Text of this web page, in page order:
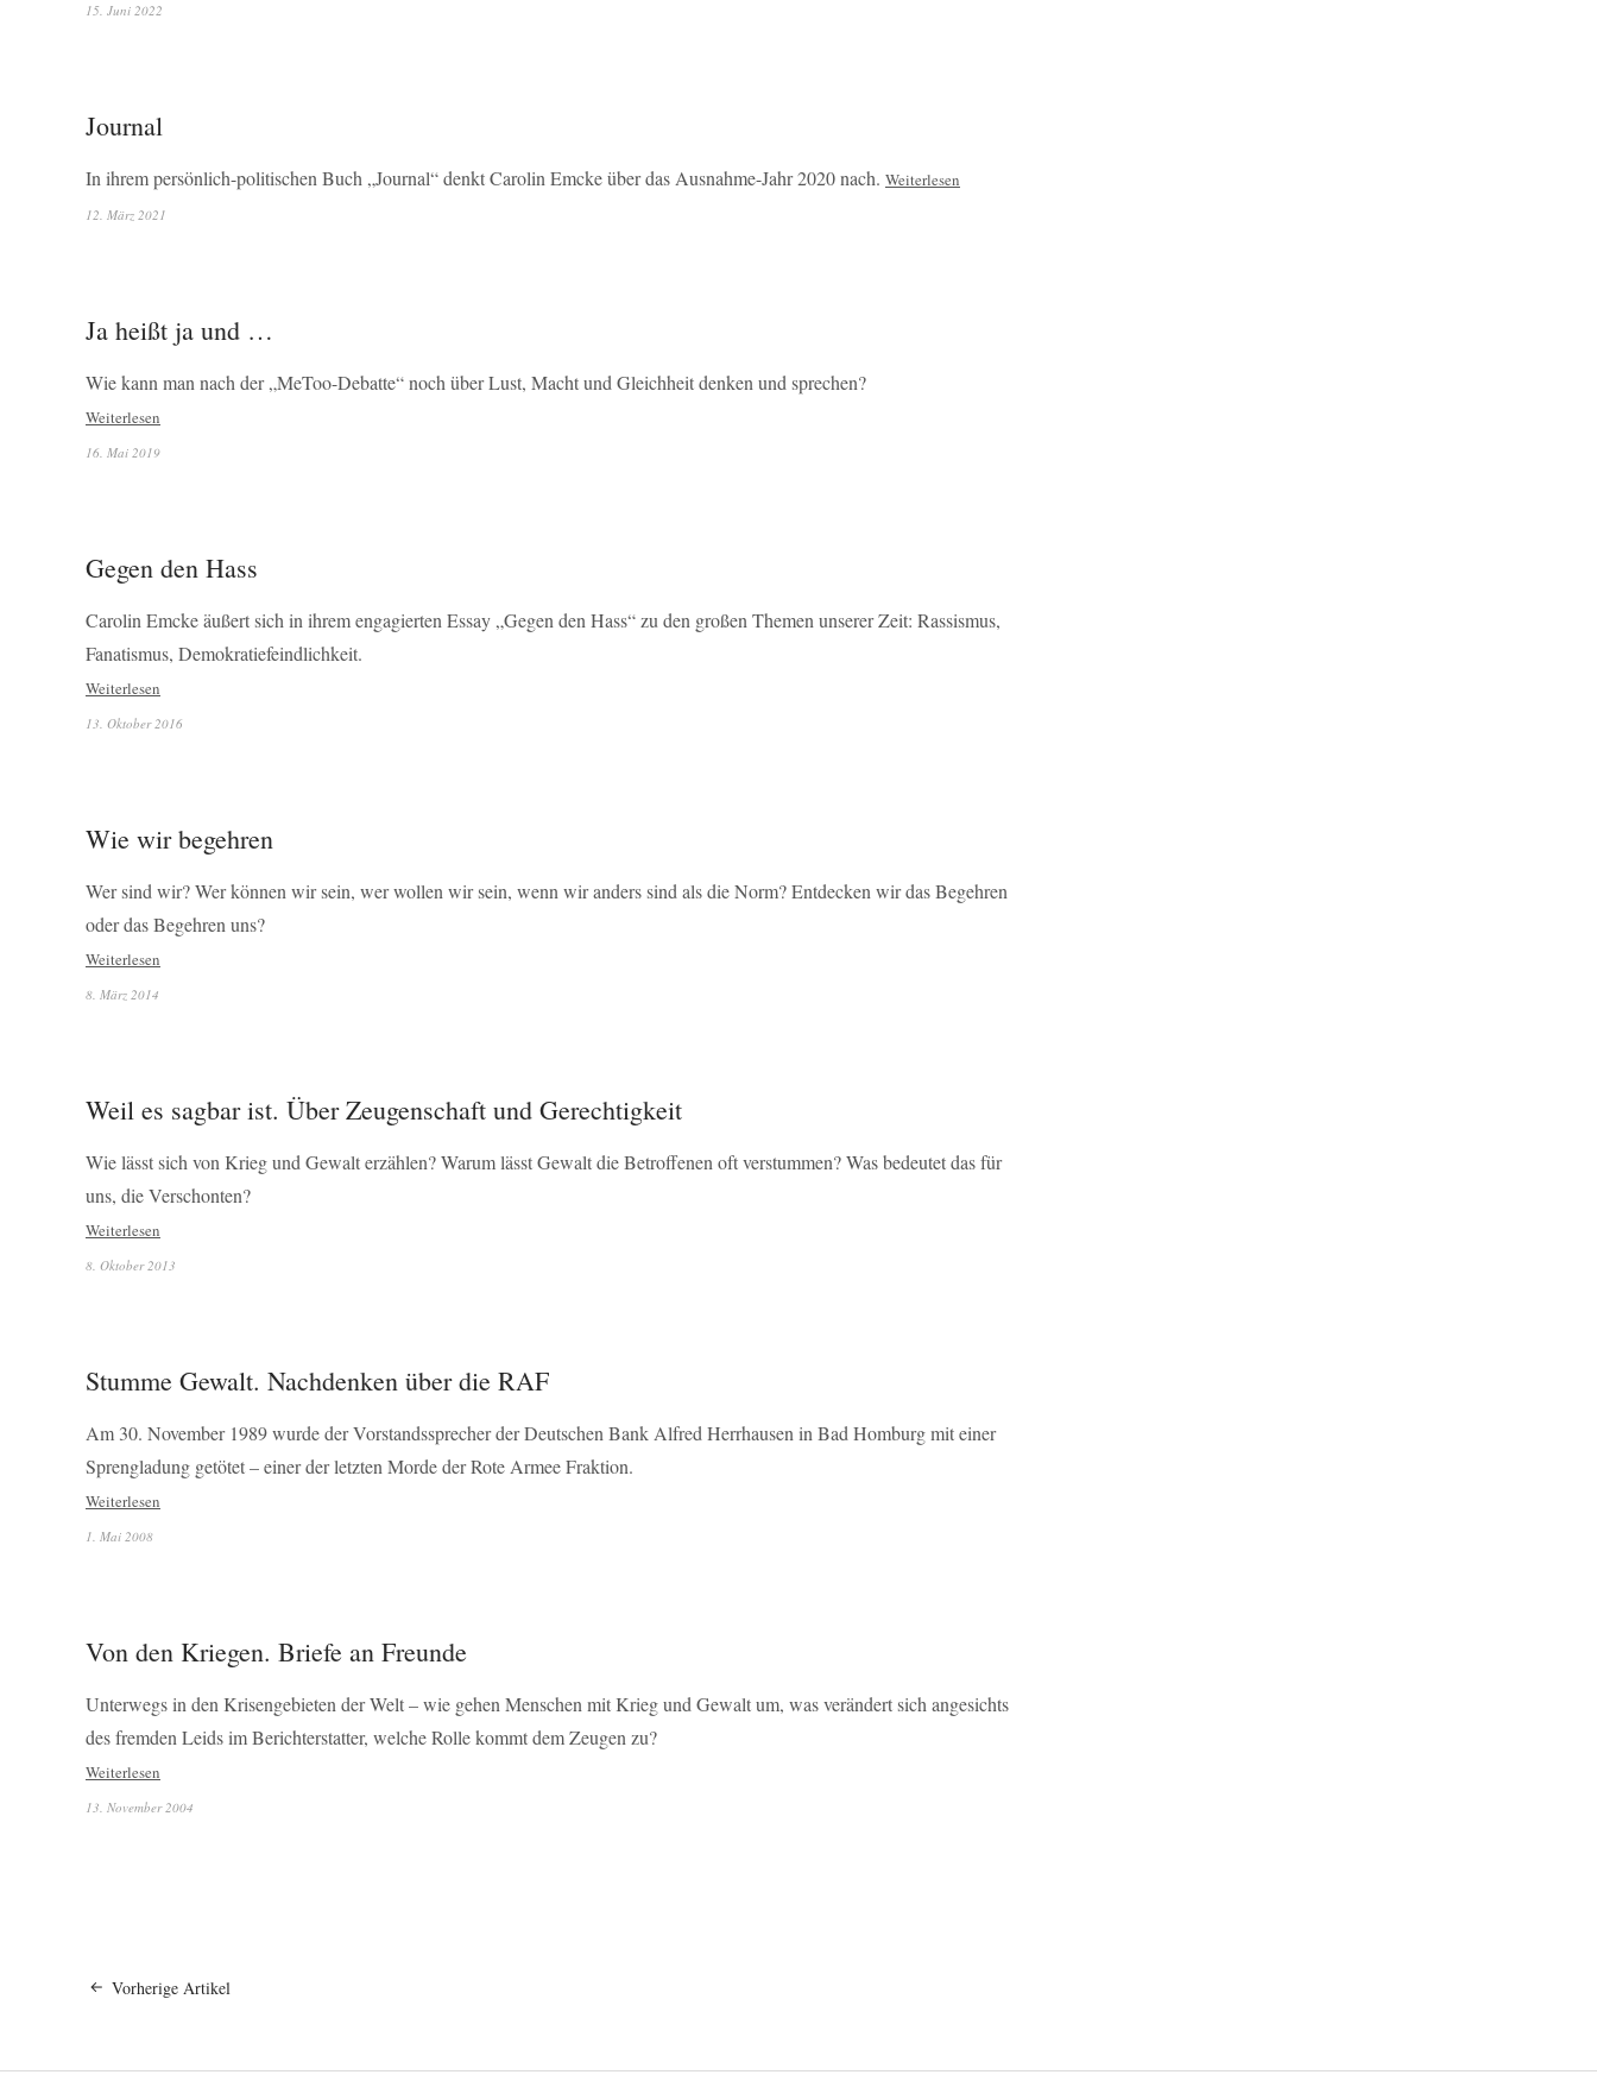
15. Juni 2022
Journal
In ihrem persönlich-politischen Buch „Journal“ denkt Carolin Emcke über das Ausnahme-Jahr 2020 nach. Weiterlesen
12. März 2021
Ja heißt ja und …
Wie kann man nach der „MeToo-Debatte“ noch über Lust, Macht und Gleichheit denken und sprechen?
Weiterlesen
16. Mai 2019
Gegen den Hass
Carolin Emcke äußert sich in ihrem engagierten Essay „Gegen den Hass“ zu den großen Themen unserer Zeit: Rassismus,
Fanatismus, Demokratiefeindlichkeit.
Weiterlesen
13. Oktober 2016
Wie wir begehren
Wer sind wir? Wer können wir sein, wer wollen wir sein, wenn wir anders sind als die Norm? Entdecken wir das Begehren
oder das Begehren uns?
Weiterlesen
8. März 2014
Weil es sagbar ist. Über Zeugenschaft und Gerechtigkeit
Wie lässt sich von Krieg und Gewalt erzählen? Warum lässt Gewalt die Betroffenen oft verstummen? Was bedeutet das für
uns, die Verschonten?
Weiterlesen
8. Oktober 2013
Stumme Gewalt. Nachdenken über die RAF
Am 30. November 1989 wurde der Vorstandssprecher der Deutschen Bank Alfred Herrhausen in Bad Homburg mit einer
Sprengladung getötet – einer der letzten Morde der Rote Armee Fraktion.
Weiterlesen
1. Mai 2008
Von den Kriegen. Briefe an Freunde
Unterwegs in den Krisengebieten der Welt–wie gehen Menschen mit Krieg und Gewalt um, was verändert sich angesichts
des fremden Leids im Berichterstatter, welche Rolle kommt dem Zeugen zu?
Weiterlesen
13. November 2004
Vorherige Artikel